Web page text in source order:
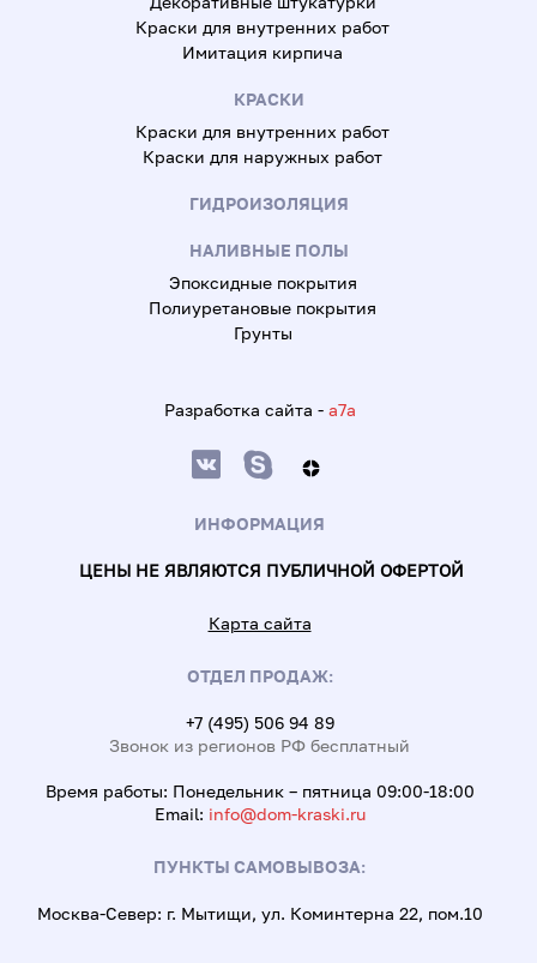
Краски для внутренних работ
Имитация кирпича
КРАСКИ
Краски для внутренних работ
Краски для наружных работ
ГИДРОИЗОЛЯЦИЯ
НАЛИВНЫЕ ПОЛЫ
Эпоксидные покрытия
Полиуретановые покрытия
Грунты
Разработка сайта - a7a
ИНФОРМАЦИЯ
ЦЕНЫ НЕ ЯВЛЯЮТСЯ ПУБЛИЧНОЙ ОФЕРТОЙ
Карта сайта
ОТДЕЛ ПРОДАЖ:
+7 (495) 506 94 89
Звонок из регионов РФ бесплатный
Время работы: Понедельник – пятница 09:00-18:00
Email: info@dom-kraski.ru
ПУНКТЫ САМОВЫВОЗА:
Москва-Север: г. Мытищи, ул. Коминтерна 22, пом.10